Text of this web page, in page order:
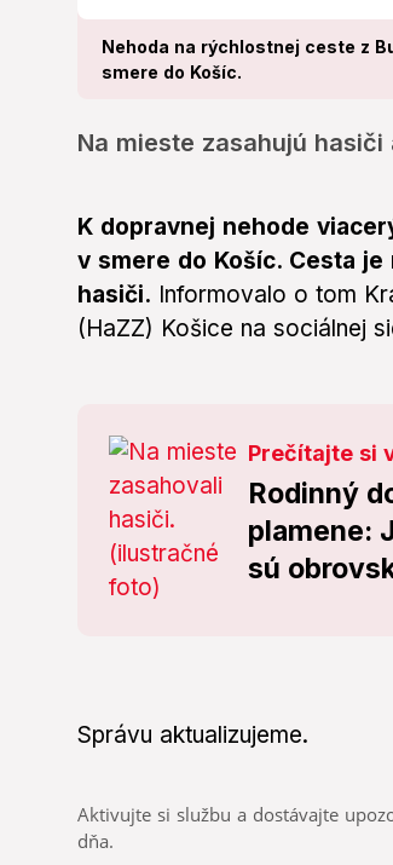
Nehoda na rýchlostnej ceste z
smere do Košíc.
Na mieste zasahujú
K dopravnej nehode
v smere do Košíc. Cesta
hasiči. Informovalo o tom
(HaZZ) Košice na sociálnej
Prečítajte si
Rodinný
plamene:
sú
Správu aktualizujeme.
Aktivujte si službu a dostávajte
dňa.